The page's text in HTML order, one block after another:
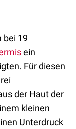
bei 19
ein
Für diesen
der Haut der
kleinen
Unterdruck